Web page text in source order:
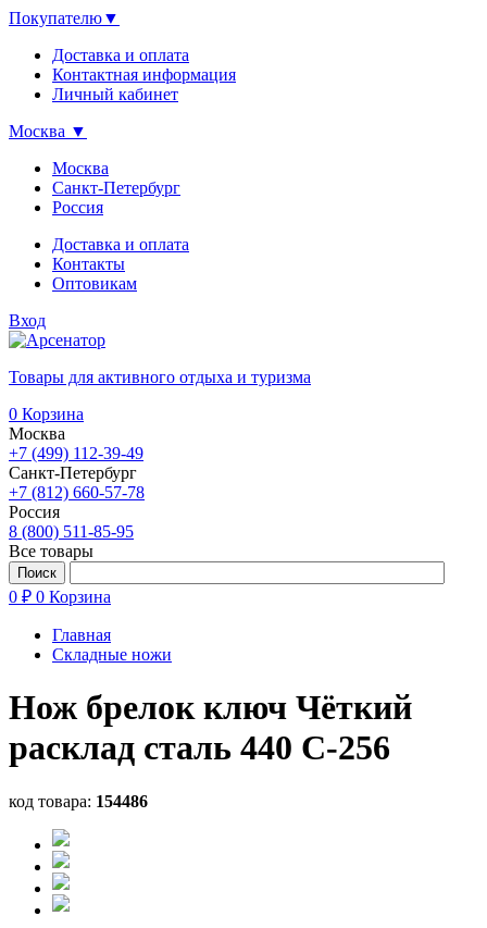
Покупателю▼
Доставка и оплата
Контактная информация
Личный кабинет
Москва ▼
Москва
Санкт-Петербург
Россия
Доставка и оплата
Контакты
Оптовикам
Вход
Товары для активного отдыха и туризма
0 Корзина
Москва
+7 (499) 112-39-49
Санкт-Петербург
+7 (812) 660-57-78
Россия
8 (800) 511-85-95
Все товары
0 ₽ 0 Корзина
Главная
Складные ножи
Нож брелок ключ Чёткий
расклад сталь 440 C-256
код товара: 154486